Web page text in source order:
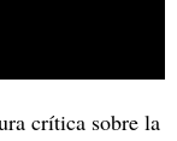
crítica sobre la